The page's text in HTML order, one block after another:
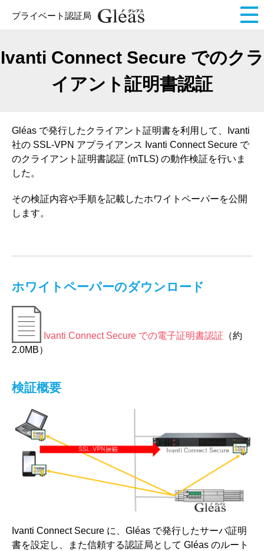
プライベート認証局
Ivanti Connect Secure でのクラ
イアント証明書認証
Gléas で発行したクライアント証明書を利用して、Ivanti
社の SSL-VPN アプライアンス Ivanti Connect Secure で
のクライアント証明書認証 (mTLS) の動作検証を行いま
した。
その検証内容や手順を記載したホワイトペーパーを公開
します。
ホワイトペーパーのダウンロード
Ivanti Connect Secure での電子証明書認証 （約
2.0MB）
検証概要
Ivanti Connect Secure に、Gléas で発行したサーバ証明
書を設定し、また信頼する認証局として Gléas のルート